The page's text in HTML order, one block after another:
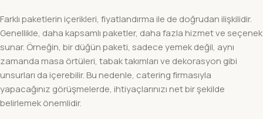
Farklı paketlerin içerikleri, fiyatlandırma ile de doğrudan ilişkilidir.
Genellikle, daha kapsamlı paketler, daha fazla hizmet ve seçenek
sunar. Örneğin, bir düğün paketi, sadece yemek değil, aynı
zamanda masa örtüleri, tabak takımları ve dekorasyon gibi
unsurları da içerebilir. Bu nedenle, catering firmasıyla
yapacağınız görüşmelerde, ihtiyaçlarınızı net bir şekilde
belirlemek önemlidir.